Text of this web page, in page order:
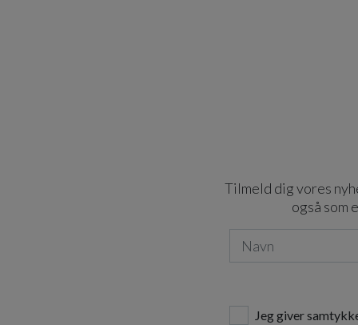
Tilmeld dig vores
også som
Jeg giver